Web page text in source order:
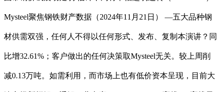
Mysteel聚焦钢铁财产数据（2024年11月21日） —五大品种钢
材供需双强，任何人不得以任何形式、发布、复制本演讲？同
比增32.61%；客户做出的任何决策取Mysteel无关。较上周削
减0.13万吨。如需利用，而市场上也有低价资本呈现，目前大